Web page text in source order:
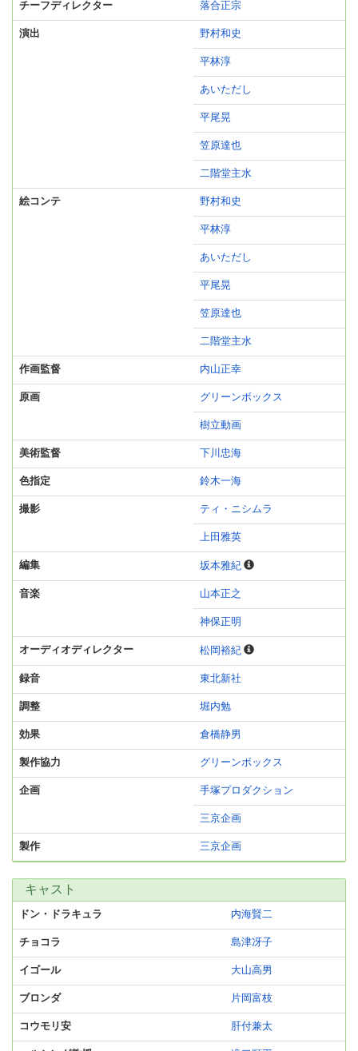
チーフディレクター 落合正宗
演出 野村和史
平林淳
あいただし
平尾晃
笠原達也
二階堂主水
絵コンテ 野村和史
平林淳
あいただし
平尾晃
笠原達也
二階堂主水
作画監督 内山正幸
原画 グリーンボックス
樹立動画
美術監督 下川忠海
色指定 鈴木一海
撮影 ティ・ニシムラ
上田雅英
編集 坂本雅紀
音楽 山本正之
神保正明
オーディオディレクター 松岡裕紀
録音 東北新社
調整 堀内勉
効果 倉橋静男
製作協力 グリーンボックス
企画 手塚プロダクション
三京企画
製作 三京企画
キャスト
ドン・ドラキュラ 内海賢二
チョコラ 島津冴子
イゴール 大山高男
ブロンダ 片岡富枝
コウモリ安 肝付兼太